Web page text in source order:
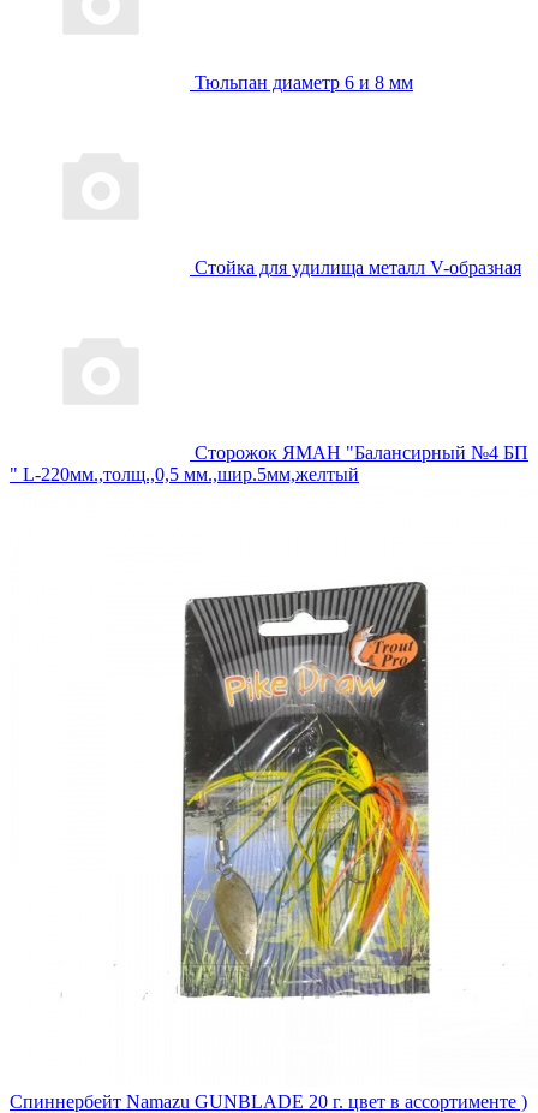
Тюльпан диаметр 6 и 8 мм
Стойка для удилища металл V-образная
Сторожок ЯМАН "Балансирный №4 БП
" L-220мм.,толщ.,0,5 мм.,шир.5мм,желтый
Спиннербейт Namazu GUNBLADE 20 г. цвет в ассортименте )